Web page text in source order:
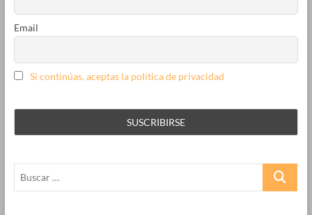
Email
Si continúas, aceptas la política de privacidad
Buscar